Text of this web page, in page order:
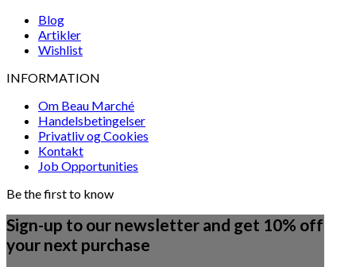
Blog
Artikler
Wishlist
INFORMATION
Om Beau Marché
Handelsbetingelser
Privatliv og Cookies
Kontakt
Job Opportunities
Be the first to know
Sign-up to our newsletter and get 10% off
your next purchase